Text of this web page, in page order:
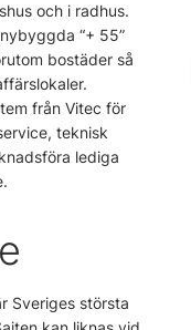
och i radhus.
“+ 55”
bostäder så
från Vitec för
teknisk
lediga
Sveriges största